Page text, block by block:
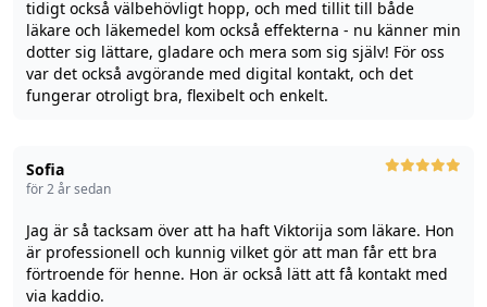
tidigt också välbehövligt hopp, och med tillit till både
läkare och läkemedel kom också effekterna - nu känner min
dotter sig lättare, gladare och mera som sig själv! För oss
var det också avgörande med digital kontakt, och det
fungerar otroligt bra, flexibelt och enkelt.
Sofia
för 2 år sedan
Jag är så tacksam över att ha haft Viktorija som läkare. Hon
är professionell och kunnig vilket gör att man får ett bra
förtroende för henne. Hon är också lätt att få kontakt med
via kaddio.